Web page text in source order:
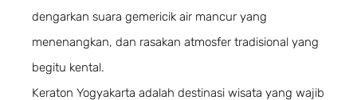
dengarkan suara gemericik air mancur yang
menenangkan, dan rasakan atmosfer tradisional yang
begitu kental.
Keraton Yogyakarta adalah destinasi wisata yang wajib